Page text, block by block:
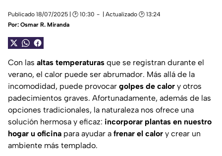
Publicado 18/07/2025 | 🕑 10:30
| Actualizado 🕑 13:24
Por: Osmar R. Miranda
Con las altas temperaturas que se registran durante el
verano, el calor puede ser abrumador. Más allá de la
incomodidad, puede provocar golpes de calor y otros
padecimientos graves. Afortunadamente, además de las
opciones tradicionales, la naturaleza nos ofrece una
solución hermosa y eficaz: incorporar plantas en nuestro
hogar u oficina para ayudar a frenar el calor y crear un
ambiente más templado.